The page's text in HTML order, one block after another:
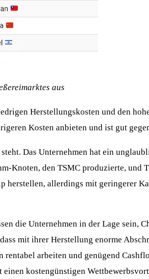
aus
Herstellungskosten und den
Kosten anbieten und ist gut
Das Unternehmen hat ein
Knoten, den TSMC produzierte,
herstellen, allerdings mit geringerer
die Unternehmen in der Lage sein,
mit ihrer Herstellung enorme
arbeiten und genügend
kostengünstigen